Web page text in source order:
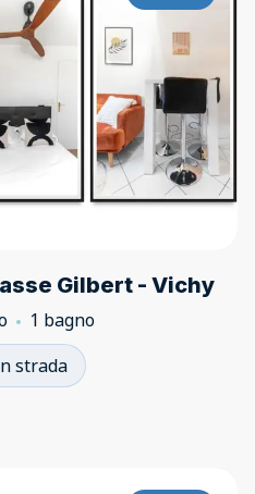
Gilbert - Vichy
1 bagno
strada